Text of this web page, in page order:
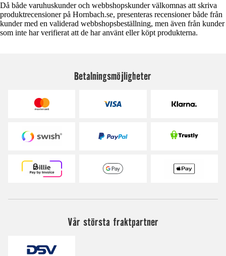
Då både varuhuskunder och webbshopskunder välkomnas att skriva
produktrecensioner på Hornbach.se, presenteras recensioner både från
kunder med en validerad webbshopsbeställning, men även från kunder
som inte har verifierat att de har använt eller köpt produkterna.
Betalningsmöjligheter
Vår största fraktpartner